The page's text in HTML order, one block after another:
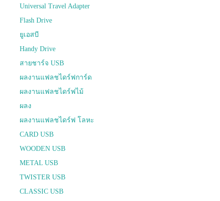
Universal Travel Adapter
Flash Drive
ยูเอสบี
Handy Drive
สายชาร์จ USB
ผลงานแฟลชไดร์ฟการ์ด
ผลงานแฟลชไดร์ฟไม้
ผลง
ผลงานแฟลชไดร์ฟ โลหะ
CARD USB
WOODEN USB
METAL USB
TWISTER USB
CLASSIC USB